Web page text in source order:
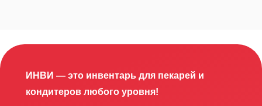
ИНВИ — это инвентарь для пекарей и
кондитеров любого уровня!